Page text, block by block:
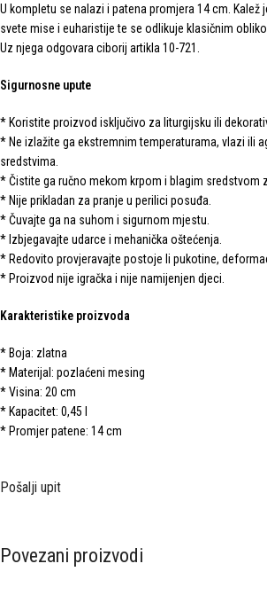
U kompletu se nalazi i patena promjera 14 cm. Kalež
svete mise i euharistije te se odlikuje klasičnim
Uz njega odgovara ciborij artikla 10-721.
Sigurnosne upute
* Koristite proizvod isključivo za liturgijsku ili
* Ne izlažite ga ekstremnim temperaturama, vlazi ili
sredstvima.
* Čistite ga ručno mekom krpom i blagim sredstvom
* Nije prikladan za pranje u perilici posuđa.
* Čuvajte ga na suhom i sigurnom mjestu.
* Izbjegavajte udarce i mehanička oštećenja.
* Redovito provjeravajte postoje li pukotine,
* Proizvod nije igračka i nije namijenjen djeci.
Karakteristike proizvoda
* Boja: zlatna
* Materijal: pozlaćeni mesing
* Visina: 20 cm
* Kapacitet: 0,45 l
* Promjer patene: 14 cm
Pošalji upit
Povezani proizvodi